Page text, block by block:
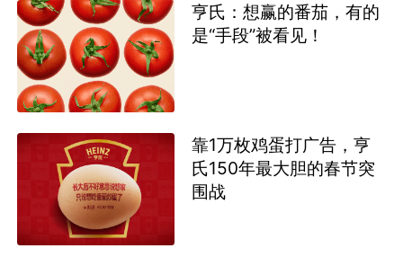
亨氏：想赢的番茄，有的
是“手段”被看见！
靠1万枚鸡蛋打广告，亨
氏150年最大胆的春节突
围战